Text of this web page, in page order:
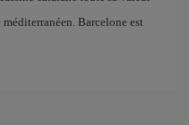
Barcelone est